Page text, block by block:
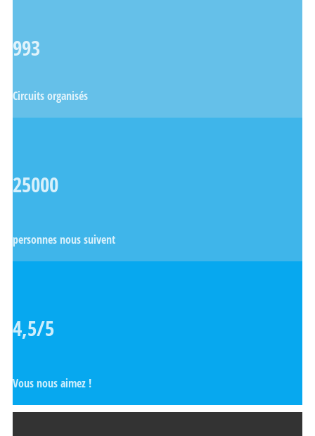
993
Circuits organisés
25000
personnes nous suivent
4,5/5
Vous nous aimez !